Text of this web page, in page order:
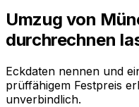
Umzug von
durchrechnen
Eckdaten nennen und
prüffähigem Festpreis
unverbindlich.